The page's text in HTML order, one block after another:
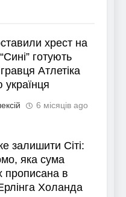
хрест на
готують
Атлетіка
українця
6 місяців ago
залишити Сіті:
яка сума
прописана в
Холанда